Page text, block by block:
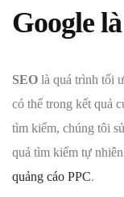
Google
SEO là quá trình tối
có thể trong kết quả
tìm kiếm, chúng tôi
quả tìm kiếm tự
quảng cáo PPC.